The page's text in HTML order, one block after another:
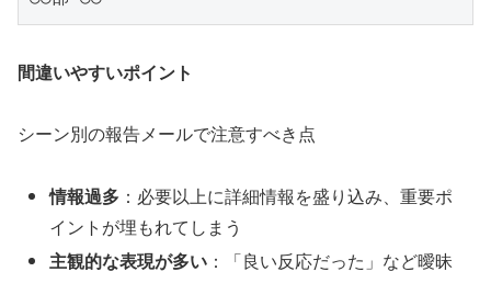
間違いやすいポイント
シーン別の報告メールで注意すべき点
情報過多 ：必要以上に詳細情報を盛り込み、重要ポ
イントが埋もれてしまう
主観的な表現が多い ：「良い反応だった」など曖昧